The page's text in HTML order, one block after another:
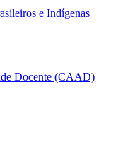
e Indígenas
Docente (CAAD)